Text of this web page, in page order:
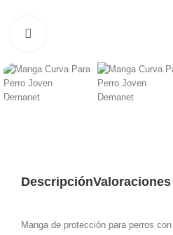
DescripciónValoraciones
Manga de protección para perros